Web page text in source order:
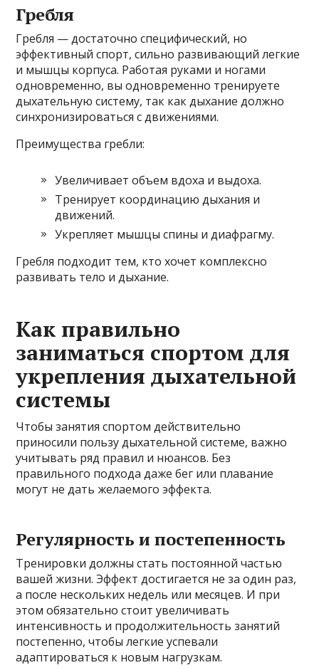
Гребля
Гребля — достаточно специфический, но
эффективный спорт, сильно развивающий легкие
и мышцы корпуса. Работая руками и ногами
одновременно, вы одновременно тренируете
дыхательную систему, так как дыхание должно
синхронизироваться с движениями.
Преимущества гребли:
Увеличивает объем вдоха и выдоха.
Тренирует координацию дыхания и
движений.
Укрепляет мышцы спины и диафрагму.
Гребля подходит тем, кто хочет комплексно
развивать тело и дыхание.
Как правильно
заниматься спортом для
укрепления дыхательной
системы
Чтобы занятия спортом действительно
приносили пользу дыхательной системе, важно
учитывать ряд правил и нюансов. Без
правильного подхода даже бег или плавание
могут не дать желаемого эффекта.
Регулярность и постепенность
Тренировки должны стать постоянной частью
вашей жизни. Эффект достигается не за один раз,
а после нескольких недель или месяцев. И при
этом обязательно стоит увеличивать
интенсивность и продолжительность занятий
постепенно, чтобы легкие успевали
адаптироваться к новым нагрузкам.